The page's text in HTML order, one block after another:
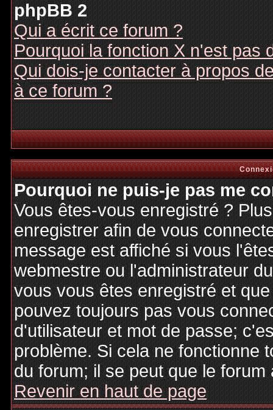
phpBB 2
Qui a écrit ce forum ?
Pourquoi la fonction X n'est pas
Qui dois-je contacter à propos
à ce forum ?
Pourquoi ne puis-je pas me
Vous êtes-vous enregistré ?
enregistrer afin de vous
message est affiché si vous
webmestre ou l'administrateur
vous vous êtes enregistré et
pouvez toujours pas vous
d'utilisateur et mot de passe;
problème. Si cela ne fonctionne
du forum; il se peut que le
Revenir en haut de page